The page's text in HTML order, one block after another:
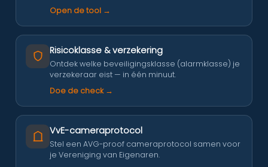
Open de tool →
Risicoklasse & verzekering
Ontdek welke beveiligingsklasse (alarmklasse) je
verzekeraar eist — in één minuut.
Doe de check →
VvE-cameraprotocol
Stel een AVG-proof cameraprotocol samen voor
je Vereniging van Eigenaren.